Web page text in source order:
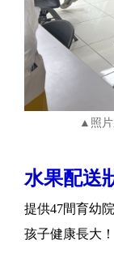
▲照片
水果配送
提供47間育幼
孩子健康長大！